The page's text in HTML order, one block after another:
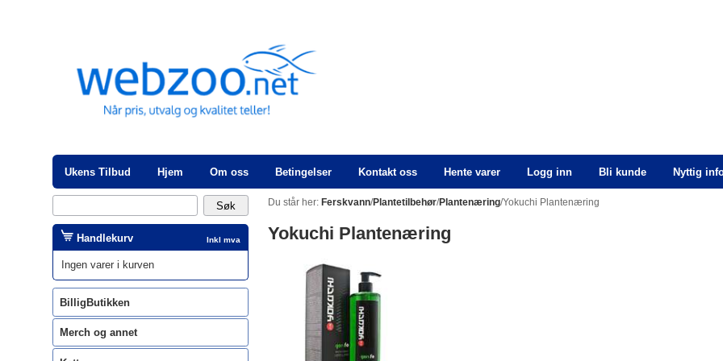
Ukens Tilbud Hjem Om oss Betingelser Kontakt oss Hente varer Logg inn Bli kunde Nyttig
Du står her: Ferskvann/Plantetilbehør/Plantenæring/Yokuchi Plantenæring
Yokuchi Plantenæring
Inkl mva
Handlekurv
Ingen varer i kurven
BilligButikken
Merch og annet